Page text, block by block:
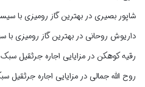
شاپور بصیریدربهترین گاز رومیزی با
داریوش روحانی دربهترین گاز رومیزی با
رقیه کوهکن درمزایایی اجاره جرثقیل سبک در
روح الله جمالی درمزایایی اجاره جرثقیل سبک در